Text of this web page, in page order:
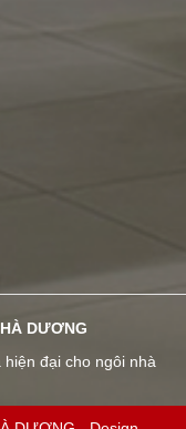
DƯƠNG
đại cho ngôi nhà